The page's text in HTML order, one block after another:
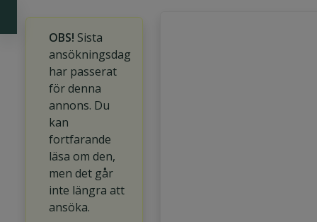
OBS! Sista
ansökningsdag
har passerat
för denna
annons. Du
kan
fortfarande
läsa om den,
men det går
inte längra att
ansöka.